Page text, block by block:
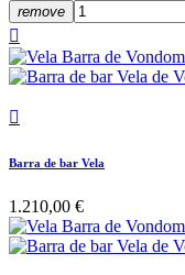
remove


Barra de bar Vela
1.210,00 €